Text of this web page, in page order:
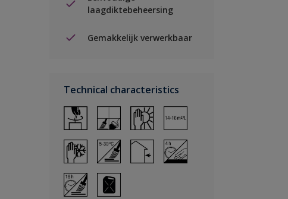
laagdiktebeheersing
Gemakkelijk verwerkbaar
Technical characteristics